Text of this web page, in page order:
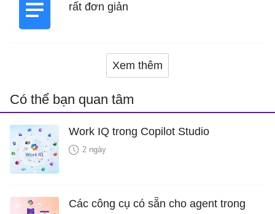
rất đơn giản
Xem thêm
Có thể bạn quan tâm
Work IQ trong Copilot Studio
2 ngày
Các công cụ có sẵn cho agent trong